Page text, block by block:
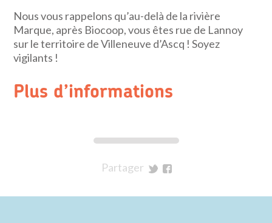
Nous vous rappelons qu’au-delà de la rivière
Marque, après Biocoop, vous êtes rue de Lannoy
sur le territoire de Villeneuve d’Ascq ! Soyez
vigilants !
Plus d’informations
Partager
Twitter
Facebook